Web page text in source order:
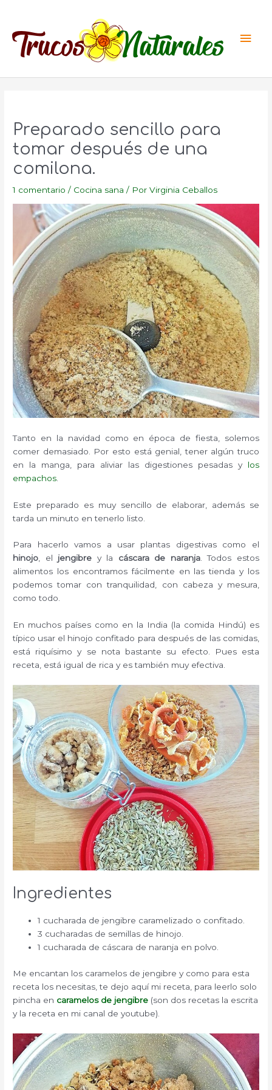
contenido
Preparado sencillo para
tomar después de una
comilona.
1 comentario / Cocina sana / PorVirginia Ceballos
Tanto en la navidad como en época de fiesta, solemos
comer demasiado. Por esto está genial, tener algún truco
en la manga, para aliviar las digestiones pesadas y los
empachos
Este preparado es muy sencillo de elaborar, además se
tarda un minuto en tenerlo listo.
Para hacerlo vamos a usar plantas digestivas como el
hinojo, el jengibre y la cáscara de naranja. Todos estos
alimentos los encontramos fácilmente en las tienda y los
podemos tomar con tranquilidad, con cabeza y mesura,
como todo.
En muchos países como en la India (la comida Hindú) es
típico usar el hinojo confitado para después de las comidas,
está riquísimo y se nota bastante su efecto. Pues esta
receta, está igual de rica y es también muy efectiva.
Ingredientes
1 cucharada de jengibre caramelizado o confitado.
3 cucharadas de semillas de hinojo.
1 cucharada de cáscara de naranja en polvo.
Me encantan los caramelos de jengibre y como para esta
receta los necesitas, te dejo aquí mi receta, para leerlo solo
pincha en caramelos de jengibre (son dos recetas la escrita
y la receta en mi canal de youtube).